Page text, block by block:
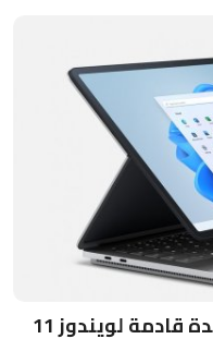
لويندوز 11